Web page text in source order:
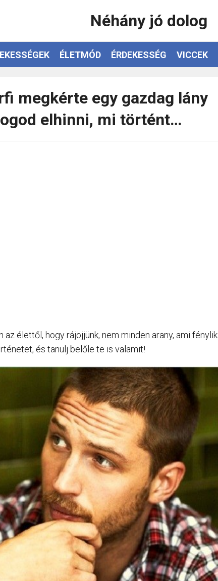
Néhány jó dolog
ÉLETMÓD ÉRDEKESSÉG VICCEK
megkérte egy gazdag lány
elhinni, mi történt…
élettől, hogy rájöjjünk, nem minden arany, ami fénylik.
és tanulj belőle te is valamit!